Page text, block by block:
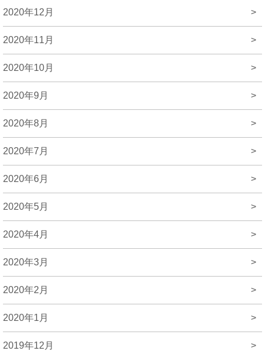
2020年12月 >
2020年11月 >
2020年10月 >
2020年9月 >
2020年8月 >
2020年7月 >
2020年6月 >
2020年5月 >
2020年4月 >
2020年3月 >
2020年2月 >
2020年1月 >
2019年12月 >